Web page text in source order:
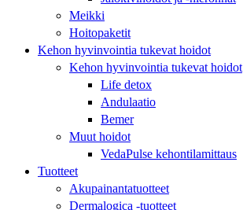
Meikki
Hoitopaketit
Kehon hyvinvointia tukevat hoidot
Kehon hyvinvointia tukevat hoidot
Life detox
Andulaatio
Bemer
Muut hoidot
VedaPulse kehontilamittaus
Tuotteet
Akupainantatuotteet
Dermalogica -tuotteet